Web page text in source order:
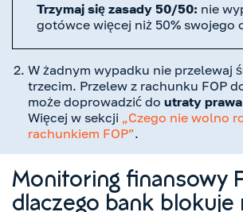
Trzymaj się zasady 50/50: nie
gotówce więcej niż 50% swojego
W żadnym wypadku nie przelewaj
trzecim. Przelew z rachunku FOP
może doprowadzić do utraty
Więcej w sekcji „Czego nie wolno
rachunkiem FOP”.
Monitoring finansowy
dlaczego bank blokuje